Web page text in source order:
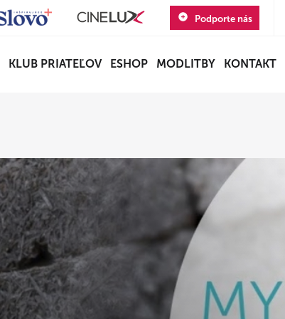
Podporte nás
KLUB PRIATEĽOV ESHOP MODLITBY KONTAKT